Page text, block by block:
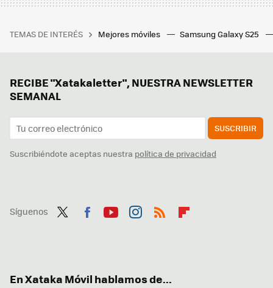
TEMAS DE INTERÉS Mejores móviles Samsung Galaxy S25
RECIBE "Xatakaletter", NUESTRA NEWSLETTER
SEMANAL
SUSCRIBIR
Suscribiéndote aceptas nuestra política de privacidad
Síguenos
En Xataka Móvil hablamos de...